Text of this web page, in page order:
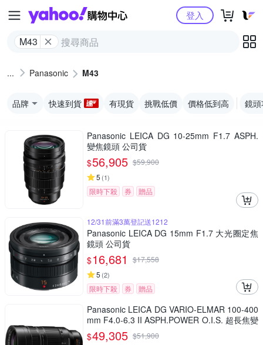
Yahoo購物中心
M43
登入
Panasonic M43
品牌 快速到貨 有現貨 挑戰低價 價格低到高 鏡
Panasonic LEICA DG 10-25mm F1.7 ASPH.
變焦鏡頭 公司貨
$56,905 $59,900
5 (1)
限時下殺 券 贈品
12/31前滿3萬登記送1212
Panasonic LEICA DG 15mm F1.7 大光圈定焦
鏡頭 公司貨
$16,681 $17,558
5 (2)
限時下殺 券 贈品
Panasonic LEICA DG VARIO-ELMAR 100-400
mm F4.0-6.3 II ASPH.POWER O.I.S. 超長焦變
焦鏡頭 公司貨 H-RSA100400G
$49,305 $51,900